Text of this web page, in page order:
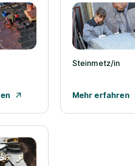
Steinmetz/­in
Mehr erfahren